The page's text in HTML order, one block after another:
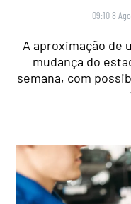
09:10 8
A aproximação de
mudança do
semana, com